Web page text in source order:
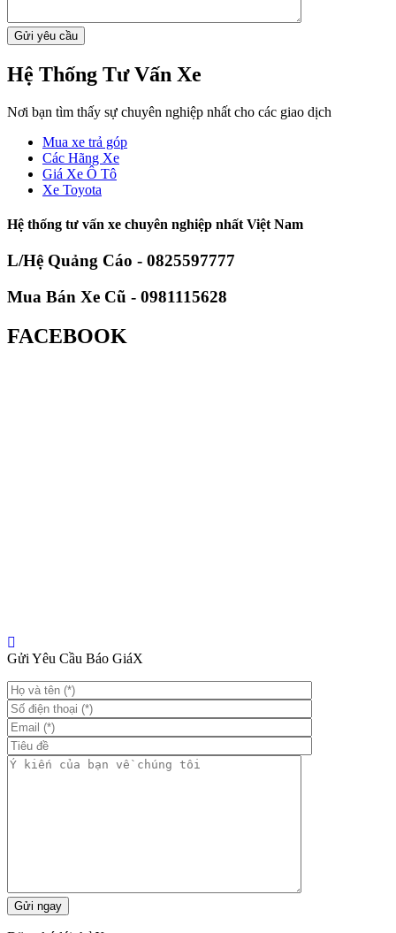
Hệ Thống Tư Vấn Xe
Nơi bạn tìm thấy sự chuyên nghiệp nhất cho các giao dịch
Mua xe trả góp
Các Hãng Xe
Giá Xe Ô Tô
Xe Toyota
Hệ thống tư vấn xe chuyên nghiệp nhất Việt Nam
L/Hệ Quảng Cáo - 0825597777
Mua Bán Xe Cũ - 0981115628
FACEBOOK
Gửi Yêu Cầu Báo GiáX